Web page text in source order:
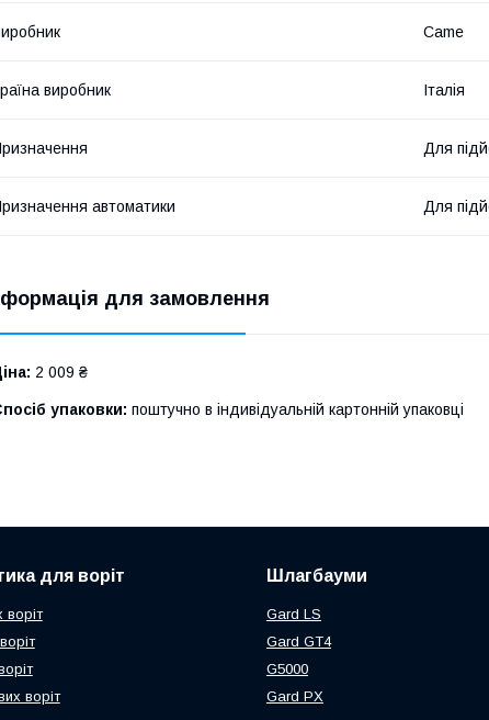
Came
виробник Італія
Для
автоматики Для
для замовлення
2 009 ₴
упаковки: поштучно в індивідуальній картонній упаковці
для воріт
воріт
Шлагбауми
Gard LS
Gard GT4
G5000
Gard PX